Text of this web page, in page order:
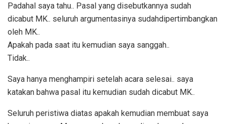
Padahal saya tahu.. Pasal yang disebutkannya sudah
dicabut MK.. seluruh argumentasinya sudahdipertimbangkan
oleh MK..
Apakah pada saat itu kemudian saya sanggah..
Tidak..
Saya hanya menghampiri setelah acara selesai.. saya
katakan bahwa pasal itu kemudian sudah dicabut MK..
Seluruh peristiwa diatas apakah kemudian membuat saya